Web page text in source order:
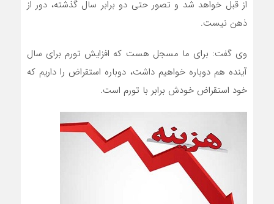
از قبل خواهد شد و تصور حتی دو برابر سال گذشته، دور از
ذهن نیست.
وی گفت: برای ما مسجل هست که افزایش تورم برای سال
آینده هم دوباره خواهیم داشت، دوباره استقراض را داریم که
خود استقراض خودش برابر با تورم است.